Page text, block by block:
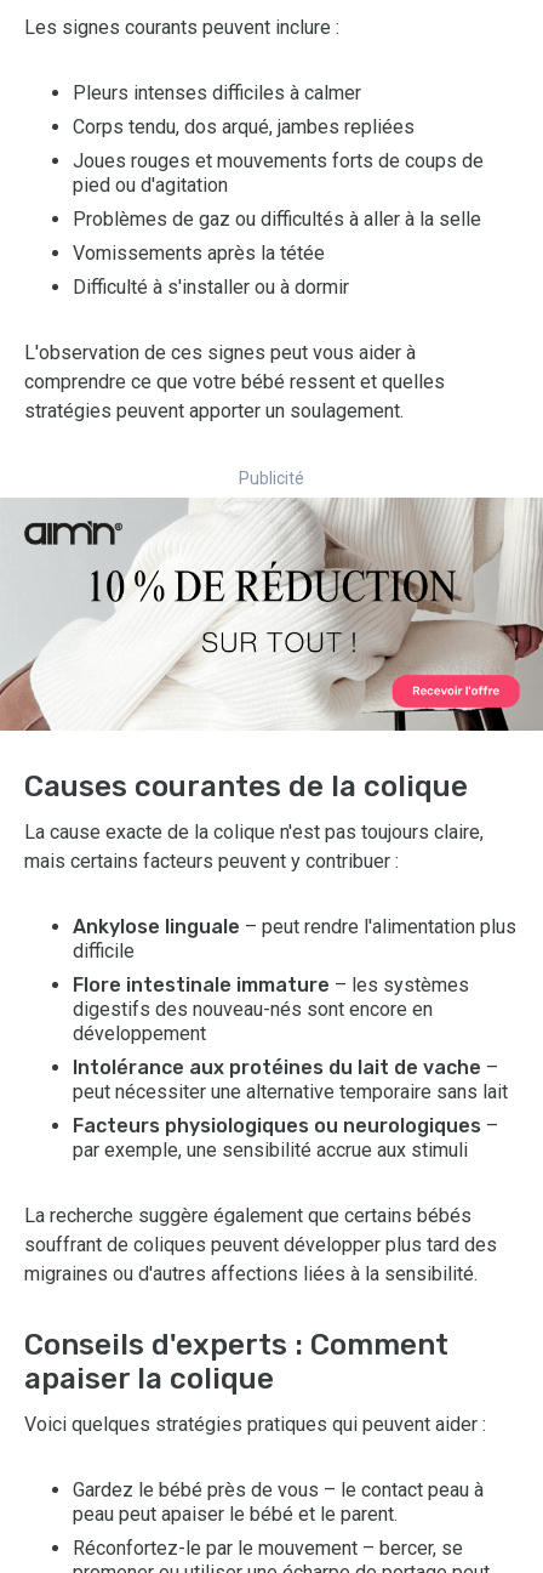
Les signes courants peuvent inclure :
Pleurs intenses difficiles à calmer
Corps tendu, dos arqué, jambes repliées
Joues rouges et mouvements forts de coups de
pied ou d'agitation
Problèmes de gaz ou difficultés à aller à la selle
Vomissements après la tétée
Difficulté à s'installer ou à dormir
L'observation de ces signes peut vous aider à
comprendre ce que votre bébé ressent et quelles
stratégies peuvent apporter un soulagement.
Publicité
Causes courantes de la colique
La cause exacte de la colique n'est pas toujours claire,
mais certains facteurs peuvent y contribuer :
Ankylose linguale – peut rendre l'alimentation plus
difficile
Flore intestinale immature – les systèmes
digestifs des nouveau-nés sont encore en
développement
Intolérance aux protéines du lait de vache –
peut nécessiter une alternative temporaire sans lait
Facteurs physiologiques ou neurologiques –
par exemple, une sensibilité accrue aux stimuli
La recherche suggère également que certains bébés
souffrant de coliques peuvent développer plus tard des
migraines ou d'autres affections liées à la sensibilité.
Conseils d'experts : Comment
apaiser la colique
Voici quelques stratégies pratiques qui peuvent aider :
Gardez le bébé près de vous – le contact peau à
peau peut apaiser le bébé et le parent.
Réconfortez-le par le mouvement – bercer, se